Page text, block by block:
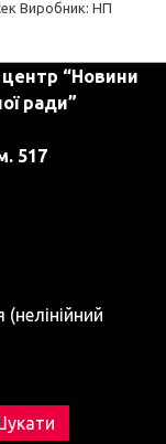
Виробник: НП
центр “Новини
ради”
517